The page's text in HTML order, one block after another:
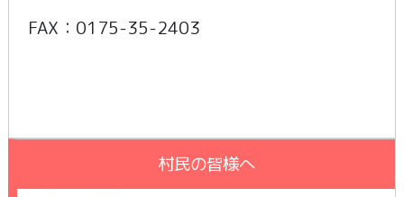
FAX：0175-35-2403
村民の皆様へ